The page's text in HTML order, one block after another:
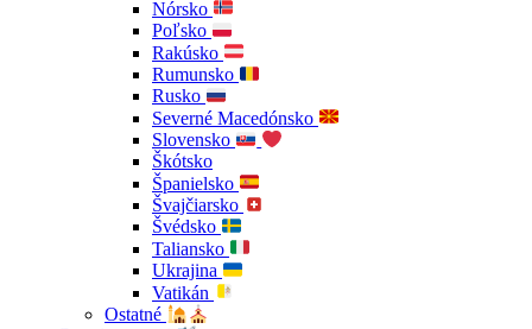
Nórsko
Poľsko
Rakúsko
Rumunsko
Rusko
Severné Macedónsko
Slovensko
Škótsko
Španielsko
Švajčiarsko
Švédsko
Taliansko
Ukrajina
Vatikán
Ostatné